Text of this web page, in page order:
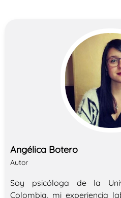
Angélica Botero
Autor
Soy psicóloga de la
Colombia, mi experiencia